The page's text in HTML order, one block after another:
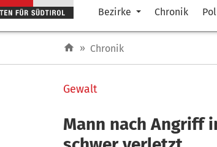
Bezirke Chronik
» Chronik
Gewalt
Mann nach Angriff